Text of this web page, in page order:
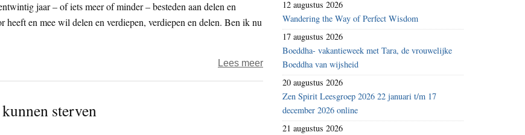
open…
jaar – of iets meer of minder – besteden aan delen en
en mee wil delen en verdiepen, verdiepen en delen. Ben ik nu
Lees meerover
Breek
sterven
12 augustus 2026
Wandering the Way of Perfect Wisdom
17 augustus 2026
Boeddha- vakantieweek met Tara, de vrouwelijke
Boeddha van wijsheid
20 augustus 2026
Zen Spirit Leesgroep 2026 22 januari t/m 17
december 2026 online
21 augustus 2026